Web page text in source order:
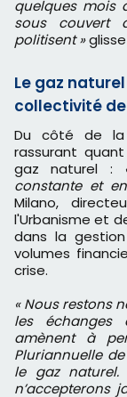
quelques mois
sous couvert
politisent »
Le gaz
collectivité
Du côté de la collectivité de Corse, on se veut
rassurant
gaz naturel :
constante et
Milano,
l'Urbanisme et
dans la
volumes
crise.
« Nous restons
les échanges
amènent à
Pluriannuelle
le gaz
n’accepterons